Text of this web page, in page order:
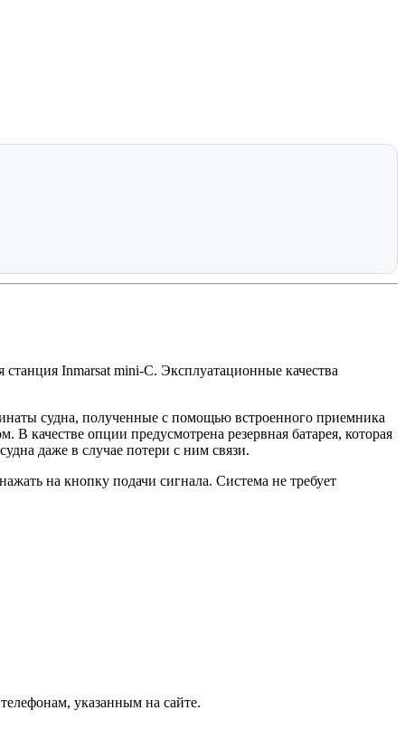
Inmarsat mini-C. Эксплуатационные качества
судна, полученные с помощью встроенного приемника
качестве опции предусмотрена резервная батарея, которая
даже в случае потери с ним связи.
на кнопку подачи сигнала. Система не требует
указанным на сайте.